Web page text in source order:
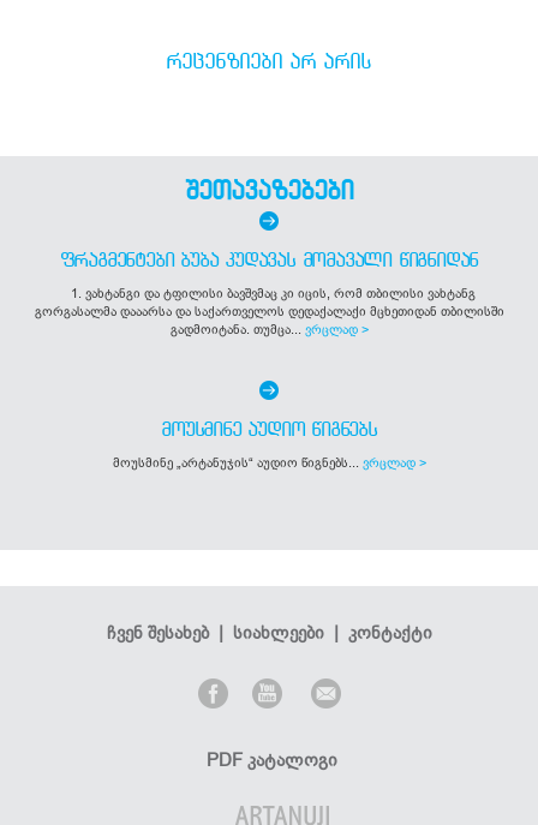
ᲠᲔᲪᲔᲜᲖᲘᲔᲑᲘ ᲐᲠ ᲐᲠᲘᲡ
შეთავაზებები
ᲤᲠᲐᲒᲛᲔᲜᲢᲔᲑᲘ ᲑᲣᲑᲐ ᲙᲣᲓᲐᲕᲐᲡ ᲛᲝᲛᲐᲕᲐᲚᲘ ᲬᲘᲒᲜᲘᲓᲐᲜ
1. ვახტანგი და ტფილისი ბავშვმაც კი იცის, რომ თბილისი ვახტანგ
გორგასალმა დააარსა და საქართველოს დედაქალაქი მცხეთიდან თბილისში
გადმოიტანა. თუმცა... ვრცლად >
ᲛᲝᲣᲡᲛᲘᲜᲔ ᲐᲣᲓᲘᲝ ᲬᲘᲒᲜᲔᲑᲡ
მოუსმინე „არტანუჯის“ აუდიო წიგნებს... ვრცლად >
ჩვენ შესახებ| სიახლეები| კონტაქტი
PDF კატალოგი